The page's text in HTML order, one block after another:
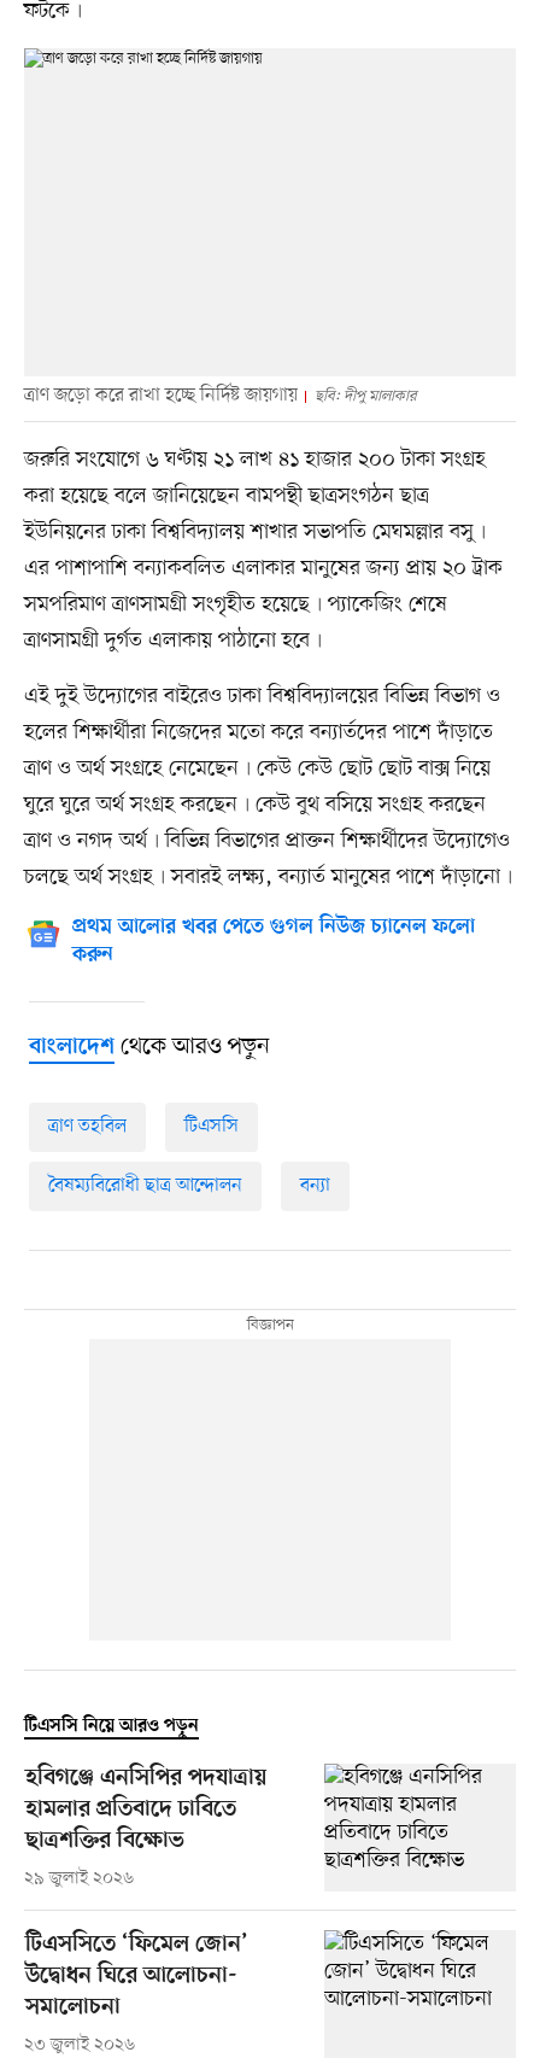
ফটকে৷
ত্রাণ জড়ো করে রাখা হচ্ছে নির্দিষ্ট জায়গায় ছবি: দীপু মালাকার
জরুরি সংযোগে ৬ ঘণ্টায় ২১ লাখ ৪১ হাজার ২০০ টাকা সংগ্রহ
করা হয়েছে বলে জানিয়েছেন বামপন্থী ছাত্রসংগঠন ছাত্র
ইউনিয়নের ঢাকা বিশ্ববিদ্যালয় শাখার সভাপতি মেঘমল্লার বসু৷
এর পাশাপাশি বন্যাকবলিত এলাকার মানুষের জন্য প্রায় ২০ ট্রাক
সমপরিমাণ ত্রাণসামগ্রী সংগৃহীত হয়েছে৷ প্যাকেজিং শেষে
ত্রাণসামগ্রী দুর্গত এলাকায় পাঠানো হবে৷
এই দুই উদ্যোগের বাইরেও ঢাকা বিশ্ববিদ্যালয়ের বিভিন্ন বিভাগ ও
হলের শিক্ষার্থীরা নিজেদের মতো করে বন্যার্তদের পাশে দাঁড়াতে
ত্রাণ ও অর্থ সংগ্রহে নেমেছেন৷ কেউ কেউ ছোট ছোট বাক্স নিয়ে
ঘুরে ঘুরে অর্থ সংগ্রহ করছেন৷ কেউ বুথ বসিয়ে সংগ্রহ করছেন
ত্রাণ ও নগদ অর্থ৷ বিভিন্ন বিভাগের প্রাক্তন শিক্ষার্থীদের উদ্যোগেও
চলছে অর্থ সংগ্রহ৷ সবারই লক্ষ্য, বন্যার্ত মানুষের পাশে দাঁড়ানো৷
প্রথম আলোর খবর পেতে গুগল নিউজ চ্যানেল ফলো
করুন
বাংলাদেশথেকে আরও পড়ুন
ত্রাণ তহবিল টিএসসি
বৈষম্যবিরোধী ছাত্র আন্দোলন বন্যা
টিএসসি নিয়ে আরও পড়ুন
হবিগঞ্জে এনসিপির পদযাত্রায়
হামলার প্রতিবাদে ঢাবিতে
ছাত্রশক্তির বিক্ষোভ
২৯ জুলাই ২০২৬
টিএসসিতে ‘ফিমেল জোন’
উদ্বোধন ঘিরে আলোচনা-
সমালোচনা
২৩ জুলাই ২০২৬